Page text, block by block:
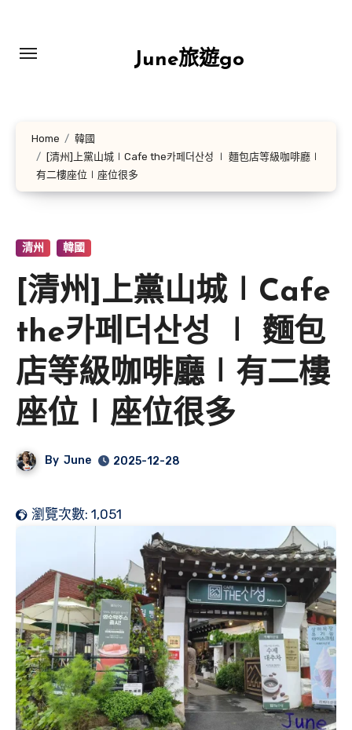
content
June旅遊go
Home
韓國
[清州]上黨山城∣Cafe the카페더산성 ∣ 麵包店等級咖啡廳∣
有二樓座位∣座位很多
清州 韓國
[清州]上黨山城∣Cafe
the카페더산성 ∣ 麵包
店等級咖啡廳∣有二樓
座位∣座位很多
By June 2025-12-28
瀏覽次數: 1,051